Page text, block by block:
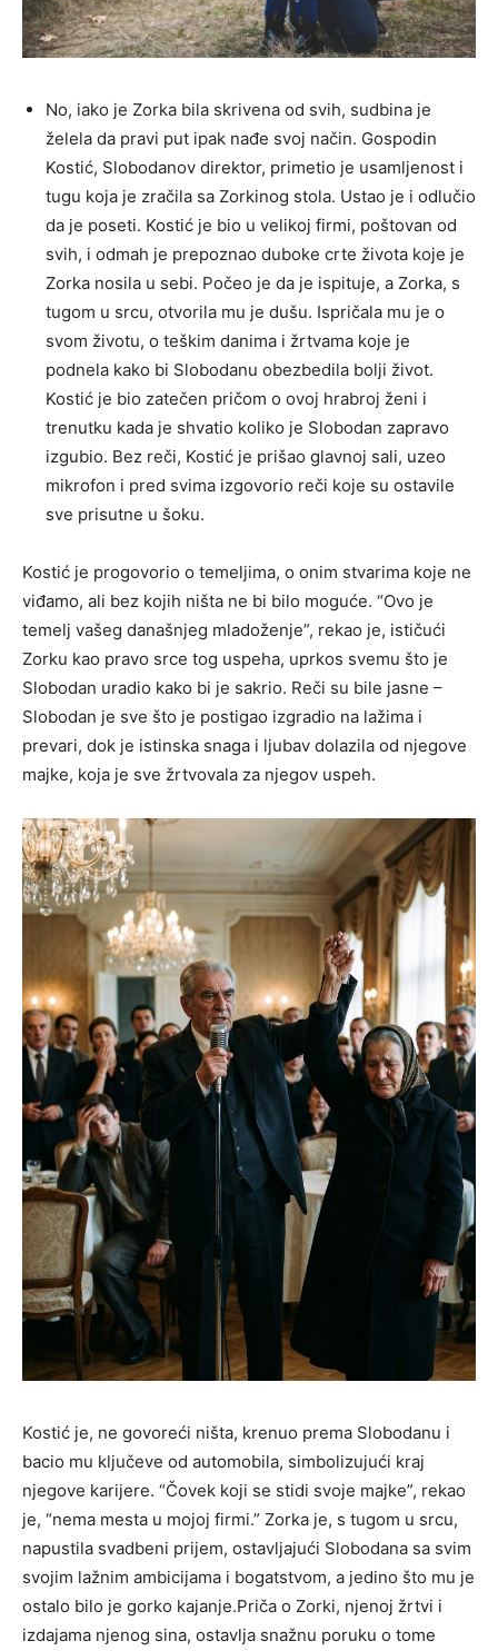
No, iako je Zorka bila skrivena od svih, sudbina je
želela da pravi put ipak nađe svoj način. Gospodin
Kostić, Slobodanov direktor, primetio je usamljenost i
tugu koja je zračila sa Zorkinog stola. Ustao je i odlučio
da je poseti. Kostić je bio u velikoj firmi, poštovan od
svih, i odmah je prepoznao duboke crte života koje je
Zorka nosila u sebi. Počeo je da je ispituje, a Zorka, s
tugom u srcu, otvorila mu je dušu. Ispričala mu je o
svom životu, o teškim danima i žrtvama koje je
podnela kako bi Slobodanu obezbedila bolji život.
Kostić je bio zatečen pričom o ovoj hrabroj ženi i
trenutku kada je shvatio koliko je Slobodan zapravo
izgubio. Bez reči, Kostić je prišao glavnoj sali, uzeo
mikrofon i pred svima izgovorio reči koje su ostavile
sve prisutne u šoku.
Kostić je progovorio o temeljima, o onim stvarima koje ne
viđamo, ali bez kojih ništa ne bi bilo moguće. “Ovo je
temelj vašeg današnjeg mladoženje”, rekao je, ističući
Zorku kao pravo srce tog uspeha, uprkos svemu što je
Slobodan uradio kako bi je sakrio. Reči su bile jasne –
Slobodan je sve što je postigao izgradio na lažima i
prevari, dok je istinska snaga i ljubav dolazila od njegove
majke, koja je sve žrtvovala za njegov uspeh.
Kostić je, ne govoreći ništa, krenuo prema Slobodanu i
bacio mu ključeve od automobila, simbolizujući kraj
njegove karijere. “Čovek koji se stidi svoje majke”, rekao
je, “nema mesta u mojoj firmi.” Zorka je, s tugom u srcu,
napustila svadbeni prijem, ostavljajući Slobodana sa svim
svojim lažnim ambicijama i bogatstvom, a jedino što mu je
ostalo bilo je gorko kajanje.Priča o Zorki, njenoj žrtvi i
izdajama njenog sina, ostavlja snažnu poruku o tome